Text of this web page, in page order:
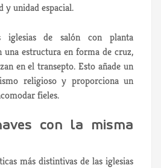
y unidad espacial.
de salón con planta
una estructura en forma de cruz,
en el transepto. Esto añade un
religioso y proporciona un
fieles.
con la misma
más distintivas de las iglesias